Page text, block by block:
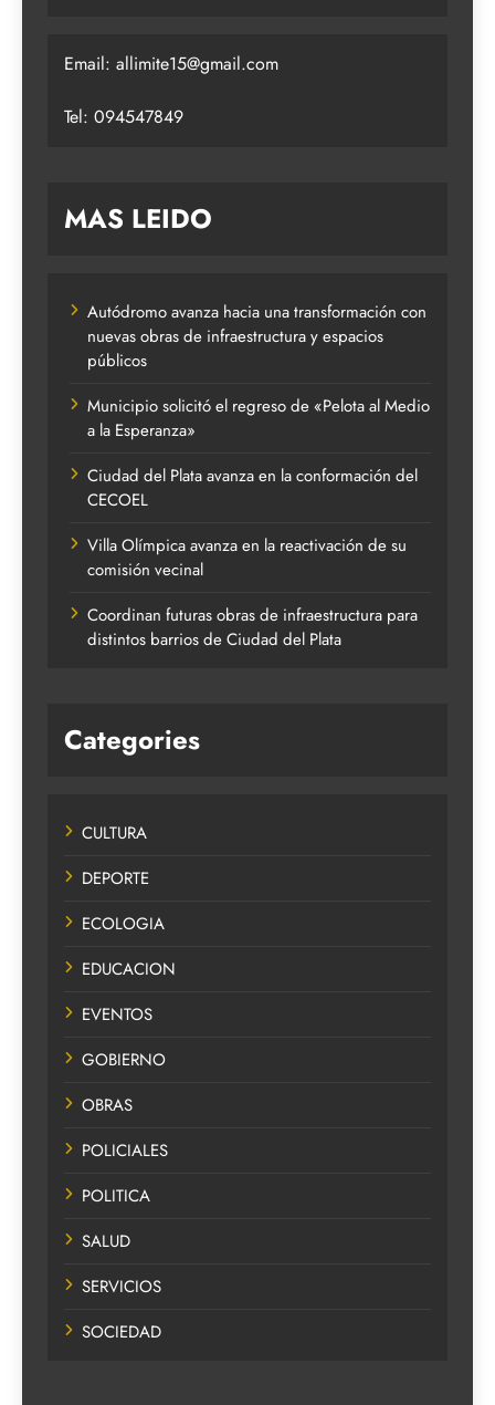
Email: allimite15@gmail.com
Tel: 094547849
MAS LEIDO
Autódromo avanza hacia una transformación con
nuevas obras de infraestructura y espacios
públicos
Municipio solicitó el regreso de «Pelota al Medio
a la Esperanza»
Ciudad del Plata avanza en la conformación del
CECOEL
Villa Olímpica avanza en la reactivación de su
comisión vecinal
Coordinan futuras obras de infraestructura para
distintos barrios de Ciudad del Plata
Categories
CULTURA
DEPORTE
ECOLOGIA
EDUCACION
EVENTOS
GOBIERNO
OBRAS
POLICIALES
POLITICA
SALUD
SERVICIOS
SOCIEDAD